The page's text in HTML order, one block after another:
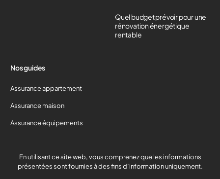
Quel budget prévoir pour une
rénovation énergétique
rentable
Nos guides
Assurance appartement
Assurance maison
Assurance équipements
En utilisant ce site web, vous comprenez que les informations
présentées sont fournies à des fins d’information uniquement.
Devis gratuit